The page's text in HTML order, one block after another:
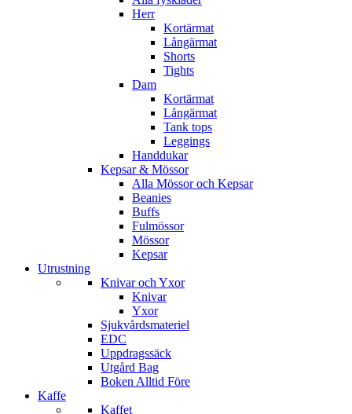
Herr
Kortärmat
Långärmat
Shorts
Tights
Dam
Kortärmat
Långärmat
Tank tops
Leggings
Handdukar
Kepsar & Mössor
Alla Mössor och Kepsar
Beanies
Buffs
Fulmössor
Mössor
Kepsar
Utrustning
Knivar och Yxor
Knivar
Yxor
Sjukvårdsmateriel
EDC
Uppdragssäck
Utgård Bag
Boken Alltid Före
Kaffe
Kaffet